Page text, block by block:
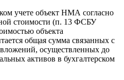
учете объект НМА согласно
стоимости (п. 13 ФСБУ
объекта
общая сумма связанных с
осуществленных до
активов в бухгалтерском